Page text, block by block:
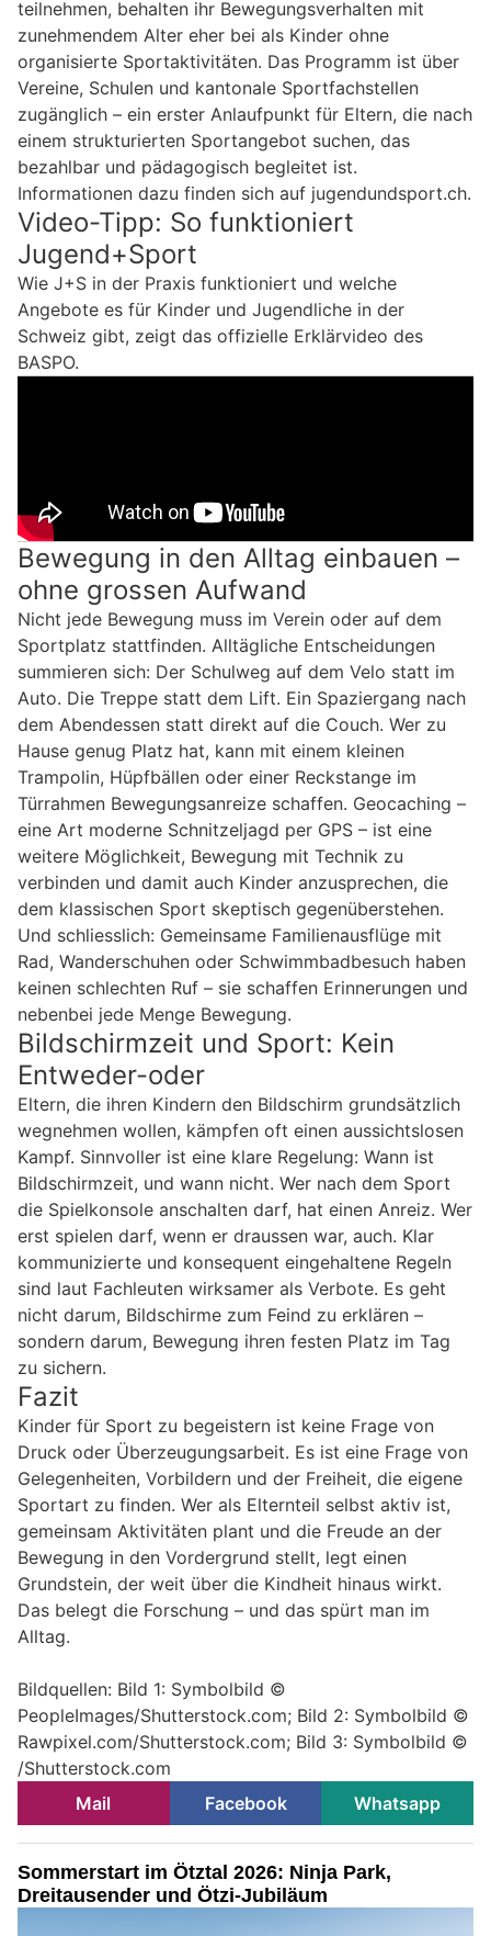
teilnehmen, behalten ihr Bewegungsverhalten mit
zunehmendem Alter eher bei als Kinder ohne
organisierte Sportaktivitäten. Das Programm ist über
Vereine, Schulen und kantonale Sportfachstellen
zugänglich – ein erster Anlaufpunkt für Eltern, die nach
einem strukturierten Sportangebot suchen, das
bezahlbar und pädagogisch begleitet ist.
Informationen dazu finden sich auf jugendundsport.ch.
Video-Tipp: So funktioniert
Jugend+Sport
Wie J+S in der Praxis funktioniert und welche
Angebote es für Kinder und Jugendliche in der
Schweiz gibt, zeigt das offizielle Erklärvideo des
BASPO.
Bewegung in den Alltag einbauen –
ohne grossen Aufwand
Nicht jede Bewegung muss im Verein oder auf dem
Sportplatz stattfinden. Alltägliche Entscheidungen
summieren sich: Der Schulweg auf dem Velo statt im
Auto. Die Treppe statt dem Lift. Ein Spaziergang nach
dem Abendessen statt direkt auf die Couch. Wer zu
Hause genug Platz hat, kann mit einem kleinen
Trampolin, Hüpfbällen oder einer Reckstange im
Türrahmen Bewegungsanreize schaffen. Geocaching –
eine Art moderne Schnitzeljagd per GPS – ist eine
weitere Möglichkeit, Bewegung mit Technik zu
verbinden und damit auch Kinder anzusprechen, die
dem klassischen Sport skeptisch gegenüberstehen.
Und schliesslich: Gemeinsame Familienausflüge mit
Rad, Wanderschuhen oder Schwimmbadbesuch haben
keinen schlechten Ruf – sie schaffen Erinnerungen und
nebenbei jede Menge Bewegung.
Bildschirmzeit und Sport: Kein
Entweder-oder
Eltern, die ihren Kindern den Bildschirm grundsätzlich
wegnehmen wollen, kämpfen oft einen aussichtslosen
Kampf. Sinnvoller ist eine klare Regelung: Wann ist
Bildschirmzeit, und wann nicht. Wer nach dem Sport
die Spielkonsole anschalten darf, hat einen Anreiz. Wer
erst spielen darf, wenn er draussen war, auch. Klar
kommunizierte und konsequent eingehaltene Regeln
sind laut Fachleuten wirksamer als Verbote. Es geht
nicht darum, Bildschirme zum Feind zu erklären –
sondern darum, Bewegung ihren festen Platz im Tag
zu sichern.
Fazit
Kinder für Sport zu begeistern ist keine Frage von
Druck oder Überzeugungsarbeit. Es ist eine Frage von
Gelegenheiten, Vorbildern und der Freiheit, die eigene
Sportart zu finden. Wer als Elternteil selbst aktiv ist,
gemeinsam Aktivitäten plant und die Freude an der
Bewegung in den Vordergrund stellt, legt einen
Grundstein, der weit über die Kindheit hinaus wirkt.
Das belegt die Forschung – und das spürt man im
Alltag.
Bildquellen: Bild 1: Symbolbild ©
PeopleImages/Shutterstock.com; Bild 2: Symbolbild ©
Rawpixel.com/Shutterstock.com; Bild 3: Symbolbild ©
/Shutterstock.com
Mail
Facebook Whatsapp
Sommerstart im Ötztal 2026: Ninja Park,
Dreitausender und Ötzi-Jubiläum